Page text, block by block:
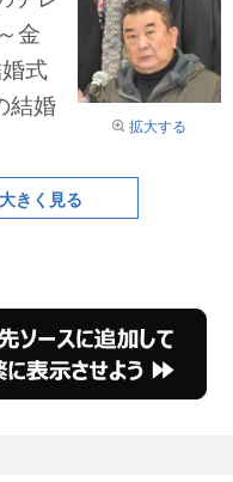
拡大する
金
式
結婚
きく見る